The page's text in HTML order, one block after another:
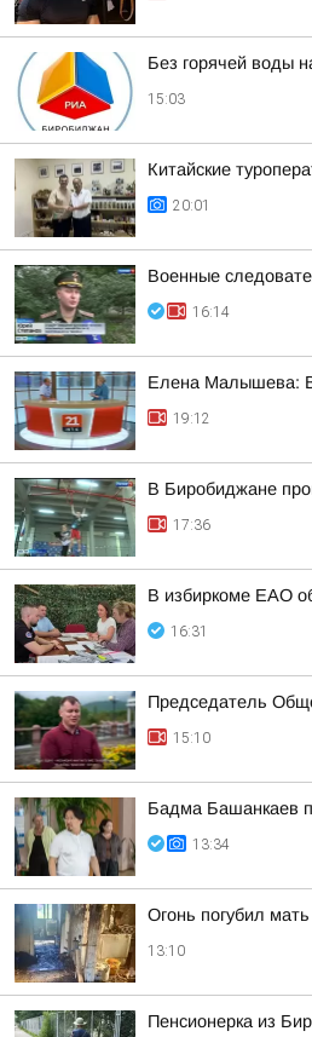
Без горячей воды
15:03
Китайские
20:01
Военные
16:14
Елена Малышева:
19:12
В Биробиджане
17:36
В избиркоме ЕАО
16:31
Председатель
15:10
Бадма Башанкаев
13:34
Огонь погубил
13:10
Пенсионерка из